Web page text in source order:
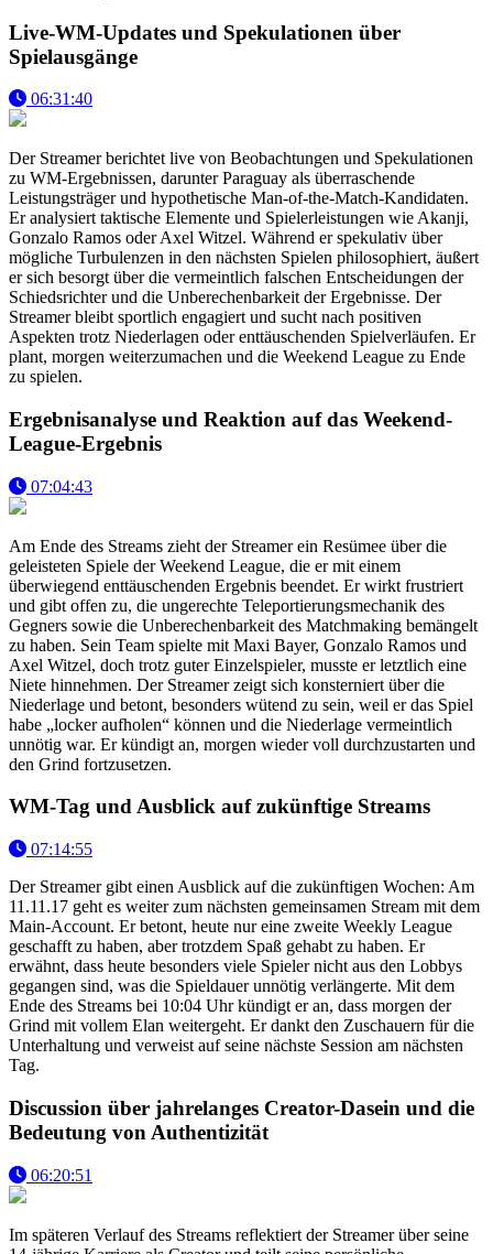
Live-WM-Updates und Spekulationen über
Spielausgänge
06:31:40
Der Streamer berichtet live von Beobachtungen und Spekulationen
zu WM-Ergebnissen, darunter Paraguay als überraschende
Leistungsträger und hypothetische Man-of-the-Match-Kandidaten.
Er analysiert taktische Elemente und Spielerleistungen wie Akanji,
Gonzalo Ramos oder Axel Witzel. Während er spekulativ über
mögliche Turbulenzen in den nächsten Spielen philosophiert, äußert
er sich besorgt über die vermeintlich falschen Entscheidungen der
Schiedsrichter und die Unberechenbarkeit der Ergebnisse. Der
Streamer bleibt sportlich engagiert und sucht nach positiven
Aspekten trotz Niederlagen oder enttäuschenden Spielverläufen. Er
plant, morgen weiterzumachen und die Weekend League zu Ende
zu spielen.
Ergebnisanalyse und Reaktion auf das Weekend-
League-Ergebnis
07:04:43
Am Ende des Streams zieht der Streamer ein Resümee über die
geleisteten Spiele der Weekend League, die er mit einem
überwiegend enttäuschenden Ergebnis beendet. Er wirkt frustriert
und gibt offen zu, die ungerechte Teleportierungsmechanik des
Gegners sowie die Unberechenbarkeit des Matchmaking bemängelt
zu haben. Sein Team spielte mit Maxi Bayer, Gonzalo Ramos und
Axel Witzel, doch trotz guter Einzelspieler, musste er letztlich eine
Niete hinnehmen. Der Streamer zeigt sich konsterniert über die
Niederlage und betont, besonders wütend zu sein, weil er das Spiel
habe „locker aufholen“ können und die Niederlage vermeintlich
unnötig war. Er kündigt an, morgen wieder voll durchzustarten und
den Grind fortzusetzen.
WM-Tag und Ausblick auf zukünftige Streams
07:14:55
Der Streamer gibt einen Ausblick auf die zukünftigen Wochen: Am
11.11.17 geht es weiter zum nächsten gemeinsamen Stream mit dem
Main-Account. Er betont, heute nur eine zweite Weekly League
geschafft zu haben, aber trotzdem Spaß gehabt zu haben. Er
erwähnt, dass heute besonders viele Spieler nicht aus den Lobbys
gegangen sind, was die Spieldauer unnötig verlängerte. Mit dem
Ende des Streams bei 10:04 Uhr kündigt er an, dass morgen der
Grind mit vollem Elan weitergeht. Er dankt den Zuschauern für die
Unterhaltung und verweist auf seine nächste Session am nächsten
Tag.
Discussion über jahrelanges Creator-Dasein und die
Bedeutung von Authentizität
06:20:51
Im späteren Verlauf des Streams reflektiert der Streamer über seine